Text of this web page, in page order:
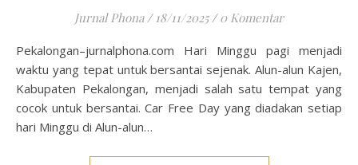
Jurnal Phona / 18/11/2025 / 0 Komentar
Pekalongan–jurnalphona.com Hari Minggu pagi menjadi
waktu yang tepat untuk bersantai sejenak. Alun-alun Kajen,
Kabupaten Pekalongan, menjadi salah satu tempat yang
cocok untuk bersantai. Car Free Day yang diadakan setiap
hari Minggu di Alun-alun…